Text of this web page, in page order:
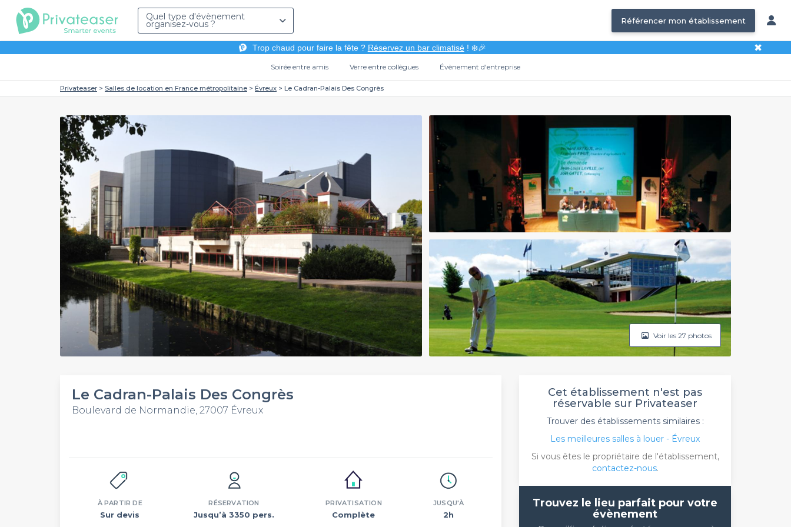
Quel type d'évènement
organisez-vous ? Référencer mon établissement
Trop chaud pour faire la fête ? Réservez un bar climatisé! ❄️🎉 ✖
Soirée entre amis Verre entre collègues Évènement d'entreprise
Privateaser Salles de location en France métropolitaine Évreux Le Cadran-Palais Des Congrès
Voir les 27 photos
Le Cadran-Palais Des Congrès
Boulevard de Normandie, 27007 Évreux
À PARTIR DE
Sur devis
RÉSERVATION
Jusqu’à 3350 pers.
PRIVATISATION
Complète
JUSQU'À
2h
Cet établissement n'est pas
réservable sur Privateaser
Trouver des établissements similaires :
Les meilleures salles à louer - Évreux
Si vous êtes le propriétaire de l'établissement,
contactez-nous.
Trouvez le lieu parfait pour votre
évènement